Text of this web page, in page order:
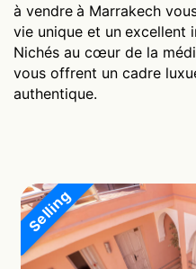
à vendre à Marrakech
vie unique et un excellent
Nichés au cœur de la
vous offrent un cadre
authentique.
Selling